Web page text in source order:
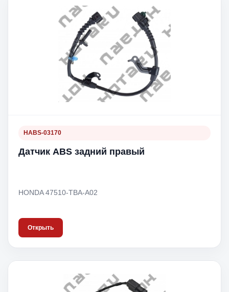
HABS-03170
Датчик ABS задний правый
HONDA 47510-TBA-A02
Открыть